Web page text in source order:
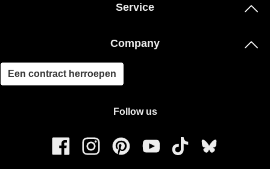
Service
Company
Een contract herroepen
Follow us